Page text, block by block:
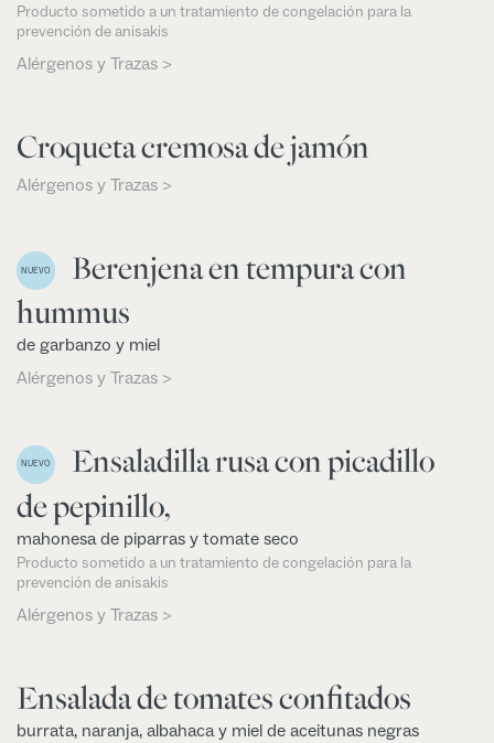
Producto sometido a un tratamiento de congelación para la
prevención de anisakis
Alérgenos y Trazas >
Croqueta cremosa de jamón
Alérgenos y Trazas >
NUEVO
Berenjena en tempura con
hummus
de garbanzo y miel
Alérgenos y Trazas >
NUEVO
Ensaladilla rusa con picadillo
de pepinillo,
mahonesa de piparras y tomate seco
Producto sometido a un tratamiento de congelación para la
prevención de anisakis
Alérgenos y Trazas >
Ensalada de tomates confitados
burrata, naranja, albahaca y miel de aceitunas negras